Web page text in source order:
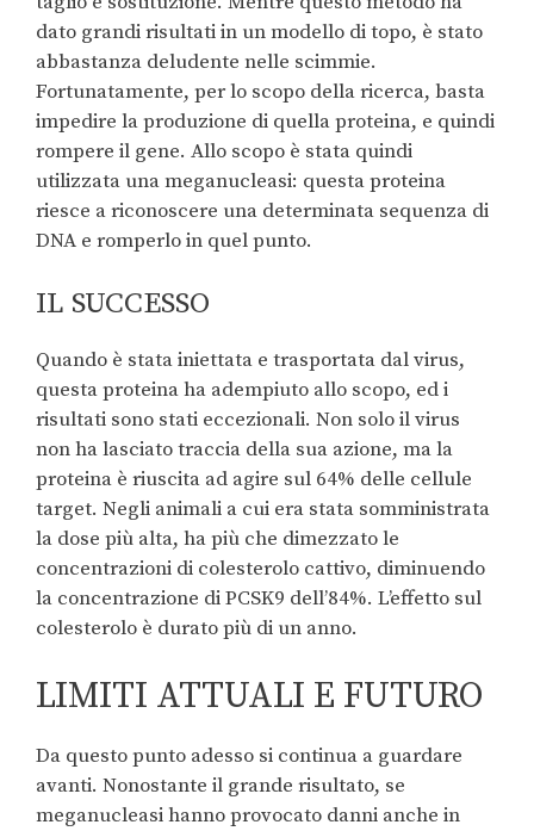
dato grandi risultati in un modello di topo, è stato
abbastanza deludente nelle scimmie.
Fortunatamente, per lo scopo della ricerca, basta
impedire la produzione di quella proteina, e quindi
rompere il gene. Allo scopo è stata quindi
utilizzata una meganucleasi: questa proteina
riesce a riconoscere una determinata sequenza di
DNA e romperlo in quel punto.
IL SUCCESSO
Quando è stata iniettata e trasportata dal virus,
questa proteina ha adempiuto allo scopo, ed i
risultati sono stati eccezionali. Non solo il virus
non ha lasciato traccia della sua azione, ma la
proteina è riuscita ad agire sul 64% delle cellule
target. Negli animali a cui era stata somministrata
la dose più alta, ha più che dimezzato le
concentrazioni di colesterolo cattivo, diminuendo
la concentrazione di PCSK9 dell’84%. L’effetto sul
colesterolo è durato più di un anno.
LIMITI ATTUALI E FUTURO
Da questo punto adesso si continua a guardare
avanti. Nonostante il grande risultato, se
meganucleasi hanno provocato danni anche in